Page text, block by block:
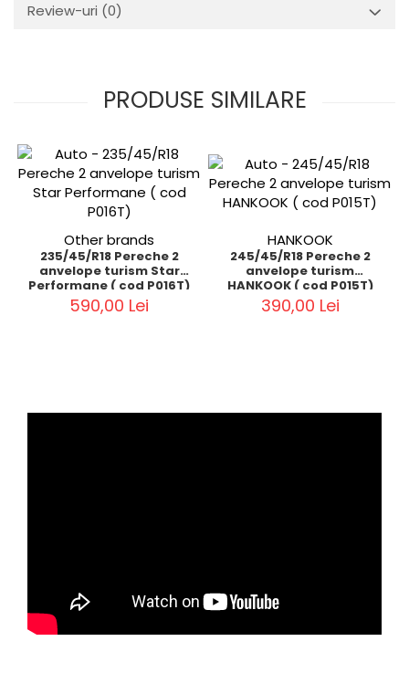
Review-uri (0)
PRODUSE SIMILARE
Other brands
235/45/R18 Pereche 2
anvelope turism Star
Performane ( cod P016T)
590,00 Lei
HANKOOK
245/45/R18 Pereche 2
anvelope turism
HANKOOK ( cod P015T)
390,00 Lei